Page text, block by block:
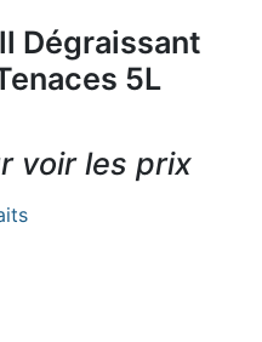
Dégraissant
5L
voir les prix